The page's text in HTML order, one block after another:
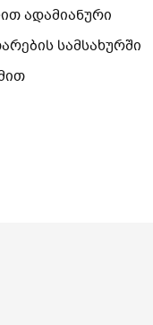
ადამიანური
სამსახურში